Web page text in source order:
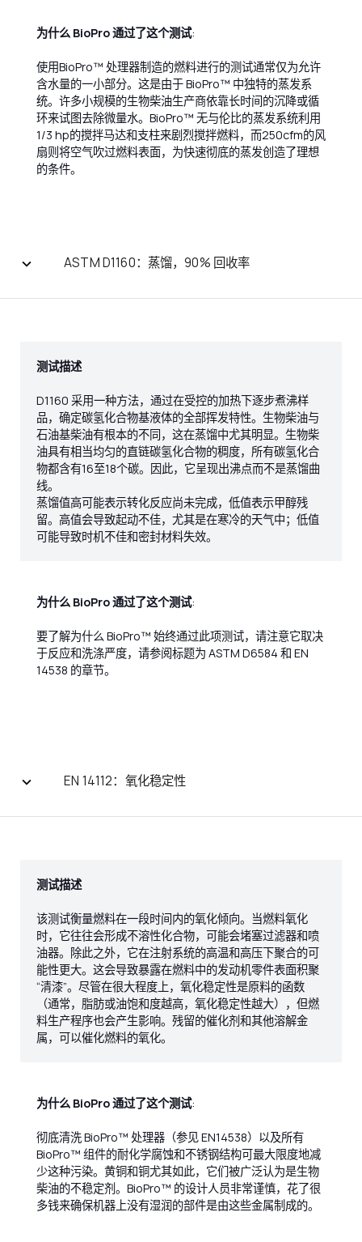
为什么 BioPro 通过了这个测试:
使用BioPro™ 处理器制造的燃料进行的测试通常仅为允许
含水量的一小部分。这是由于 BioPro™ 中独特的蒸发系
统。许多小规模的生物柴油生产商依靠长时间的沉降或循
环来试图去除微量水。BioPro™ 无与伦比的蒸发系统利用
1/3 hp的搅拌马达和支柱来剧烈搅拌燃料，而250cfm的风
扇则将空气吹过燃料表面，为快速彻底的蒸发创造了理想
的条件。
ASTM D1160：蒸馏，90% 回收率
测试描述
D1160 采用一种方法，通过在受控的加热下逐步煮沸样
品，确定碳氢化合物基液体的全部挥发特性。生物柴油与
石油基柴油有根本的不同，这在蒸馏中尤其明显。生物柴
油具有相当均匀的直链碳氢化合物的稠度，所有碳氢化合
物都含有16至18个碳。因此，它呈现出沸点而不是蒸馏曲
线。
蒸馏值高可能表示转化反应尚未完成，低值表示甲醇残
留。高值会导致起动不佳，尤其是在寒冷的天气中；低值
可能导致时机不佳和密封材料失效。
为什么 BioPro 通过了这个测试:
要了解为什么 BioPro™ 始终通过此项测试，请注意它取决
于反应和洗涤严度，请参阅标题为 ASTM D6584 和 EN
14538 的章节。
EN 14112：氧化稳定性
测试描述
该测试衡量燃料在一段时间内的氧化倾向。当燃料氧化
时，它往往会形成不溶性化合物，可能会堵塞过滤器和喷
油器。除此之外，它在注射系统的高温和高压下聚合的可
能性更大。这会导致暴露在燃料中的发动机零件表面积聚
“清漆”。尽管在很大程度上，氧化稳定性是原料的函数
（通常，脂肪或油饱和度越高，氧化稳定性越大），但燃
料生产程序也会产生影响。残留的催化剂和其他溶解金
属，可以催化燃料的氧化。
为什么 BioPro 通过了这个测试:
彻底清洗 BioPro™ 处理器（参见 EN14538）以及所有
BioPro™ 组件的耐化学腐蚀和不锈钢结构可最大限度地减
少这种污染。黄铜和铜尤其如此，它们被广泛认为是生物
柴油的不稳定剂。BioPro™ 的设计人员非常谨慎，花了很
多钱来确保机器上没有湿润的部件是由这些金属制成的。